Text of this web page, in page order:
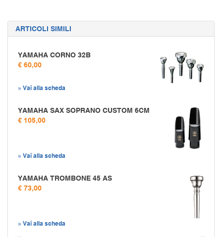
ARTICOLI SIMILI
YAMAHA CORNO 32B
€ 60,00
» Vai alla scheda
YAMAHA SAX SOPRANO CUSTOM 6CM
€ 105,00
» Vai alla scheda
YAMAHA TROMBONE 45 AS
€ 73,00
» Vai alla scheda